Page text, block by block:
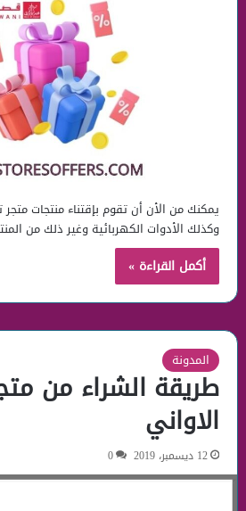
يمكنك من الأن أن تقوم بإقتناء منتجات
وكذلك الأدوات الكهربائية وغير ذلك من
أكمل القراءة »
المدونة
طريقة الشراء من
الاواني
12 ديسمبر، 2019 0